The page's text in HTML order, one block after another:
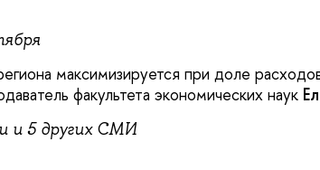
максимизируется при доле
факультета экономических наук
и 5 других СМИ